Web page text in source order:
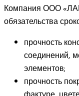
Компания ООО
обязательства
прочность
соединений,
элементов;
прочность